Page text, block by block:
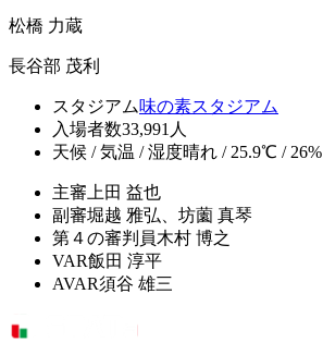
松橋 力蔵
長谷部 茂利
スタジアム味の素スタジアム
入場者数33,991人
天候 / 気温 / 湿度晴れ / 25.9℃ / 26%
主審 上田 益也
副審堀越 雅弘、坊薗 真琴
第４の審判員木村 博之
VAR飯田 淳平
AVAR須谷 雄三